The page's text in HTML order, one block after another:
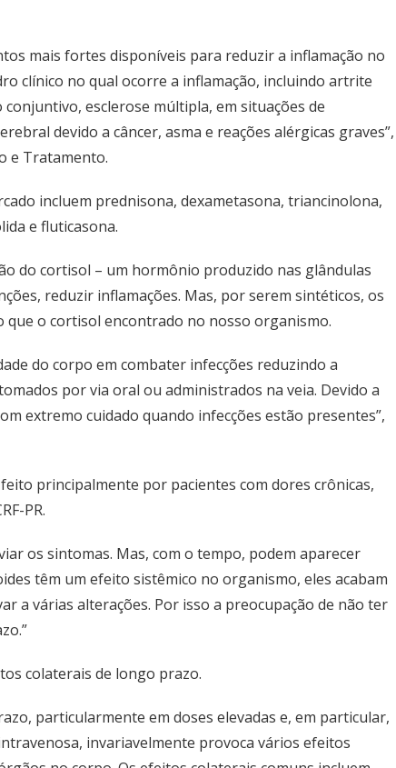
mais fortes disponíveis para reduzir a inflamação no
clínico no qual ocorre a inflamação, incluindo artrite
esclerose múltipla, em situações de
devido a câncer, asma e reações alérgicas graves”,
e Tratamento.
incluem prednisona, dexametasona, triancinolona,
e fluticasona.
do cortisol – um hormônio produzido nas glândulas
reduzir inflamações. Mas, por serem sintéticos, os
o cortisol encontrado no nosso organismo.
do corpo em combater infecções reduzindo a
por via oral ou administrados na veia. Devido a
extremo cuidado quando infecções estão presentes”,
principalmente por pacientes com dores crônicas,
PR.
os sintomas. Mas, com o tempo, podem aparecer
têm um efeito sistêmico no organismo, eles acabam
a várias alterações. Por isso a preocupação de não ter
colaterais de longo prazo.
particularmente em doses elevadas e, em particular,
invariavelmente provoca vários efeitos